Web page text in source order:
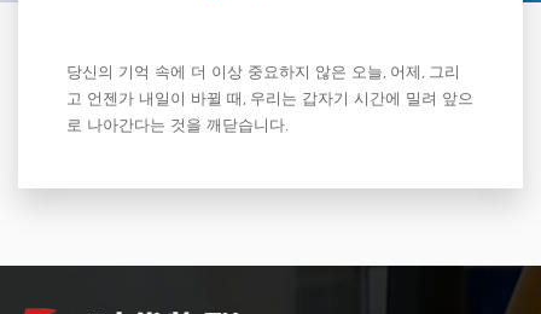
당신의 기억 속에 더 이상 중요하지 않은 오늘, 어제, 그리
고 언젠가 내일이 바뀔 때, 우리는 갑자기 시간에 밀려 앞으
로 나아간다는 것을 깨닫습니다.